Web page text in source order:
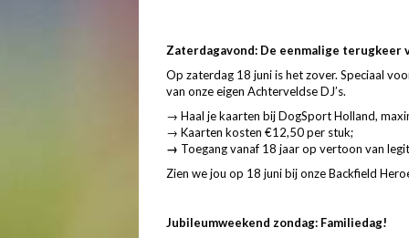
Zaterdagavond: De eenmalige terugkeer
Op zaterdag 18 juni is het zover. Speciaal
van onze eigen Achterveldse DJ’s.
→ Haal je kaarten bij DogSport Holland,
→ Kaarten kosten €12,50 per stuk;
→ Toegang vanaf 18 jaar op vertoon van
Zien we jou op 18 juni bij onze Backfield
Jubileumweekend zondag: Familiedag!